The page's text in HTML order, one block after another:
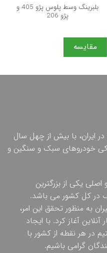
بلبرینگ وسط پلوس پژو 405 و
پژو 206
مقایسه
در ایران، با بیش از چهل سال
خودروهای سبک و سنگین و
یکی از بزرگترین
در کل کشور می باشد.
به منظور تحقق این امر،
آغاز کرد. با ایجاد
در هر نقطه از کشور با
گرامی باشیم.